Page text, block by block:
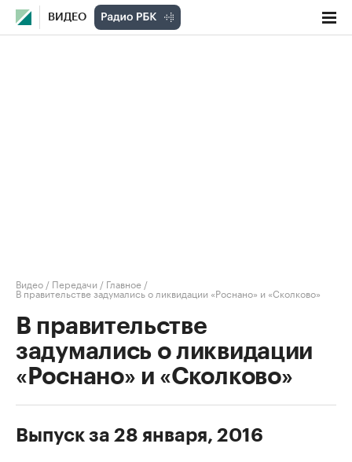
ВИДЕО
Видео / Передачи / Главное /
В правительстве задумались о ликвидации «Роснано» и «Сколково»
В правительстве
задумались о ликвидации
«Роснано» и «Сколково»
Выпуск за 28 января, 2016